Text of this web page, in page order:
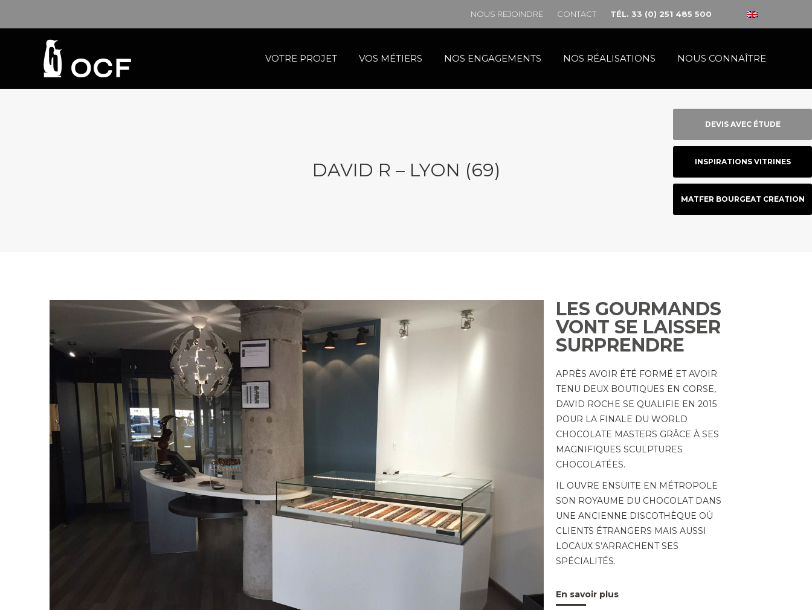
NOUS REJOINDRE CONTACT TÉL. 33 (0) 251 485 500
VOTRE PROJET VOS MÉTIERS NOS ENGAGEMENTS NOS RÉALISATIONS NOUS CONNAÎTRE
DAVID R – LYON (69)
LES GOURMANDS
VONT SE LAISSER
SURPRENDRE
APRÈS AVOIR ÉTÉ FORMÉ ET AVOIR
TENU DEUX BOUTIQUES EN CORSE,
DAVID ROCHE SE QUALIFIE EN 2015
POUR LA FINALE DU WORLD
CHOCOLATE MASTERS GRÂCE À SES
MAGNIFIQUES SCULPTURES
CHOCOLATÉES.
IL OUVRE ENSUITE EN MÉTROPOLE
SON ROYAUME DU CHOCOLAT DANS
UNE ANCIENNE DISCOTHÈQUE OÙ
CLIENTS ÉTRANGERS MAIS AUSSI
LOCAUX S’ARRACHENT SES
SPÉCIALITÉS.
En savoir plus
DEVIS AVEC ÉTUDE
INSPIRATIONS VITRINES
MATFER BOURGEAT CREATION